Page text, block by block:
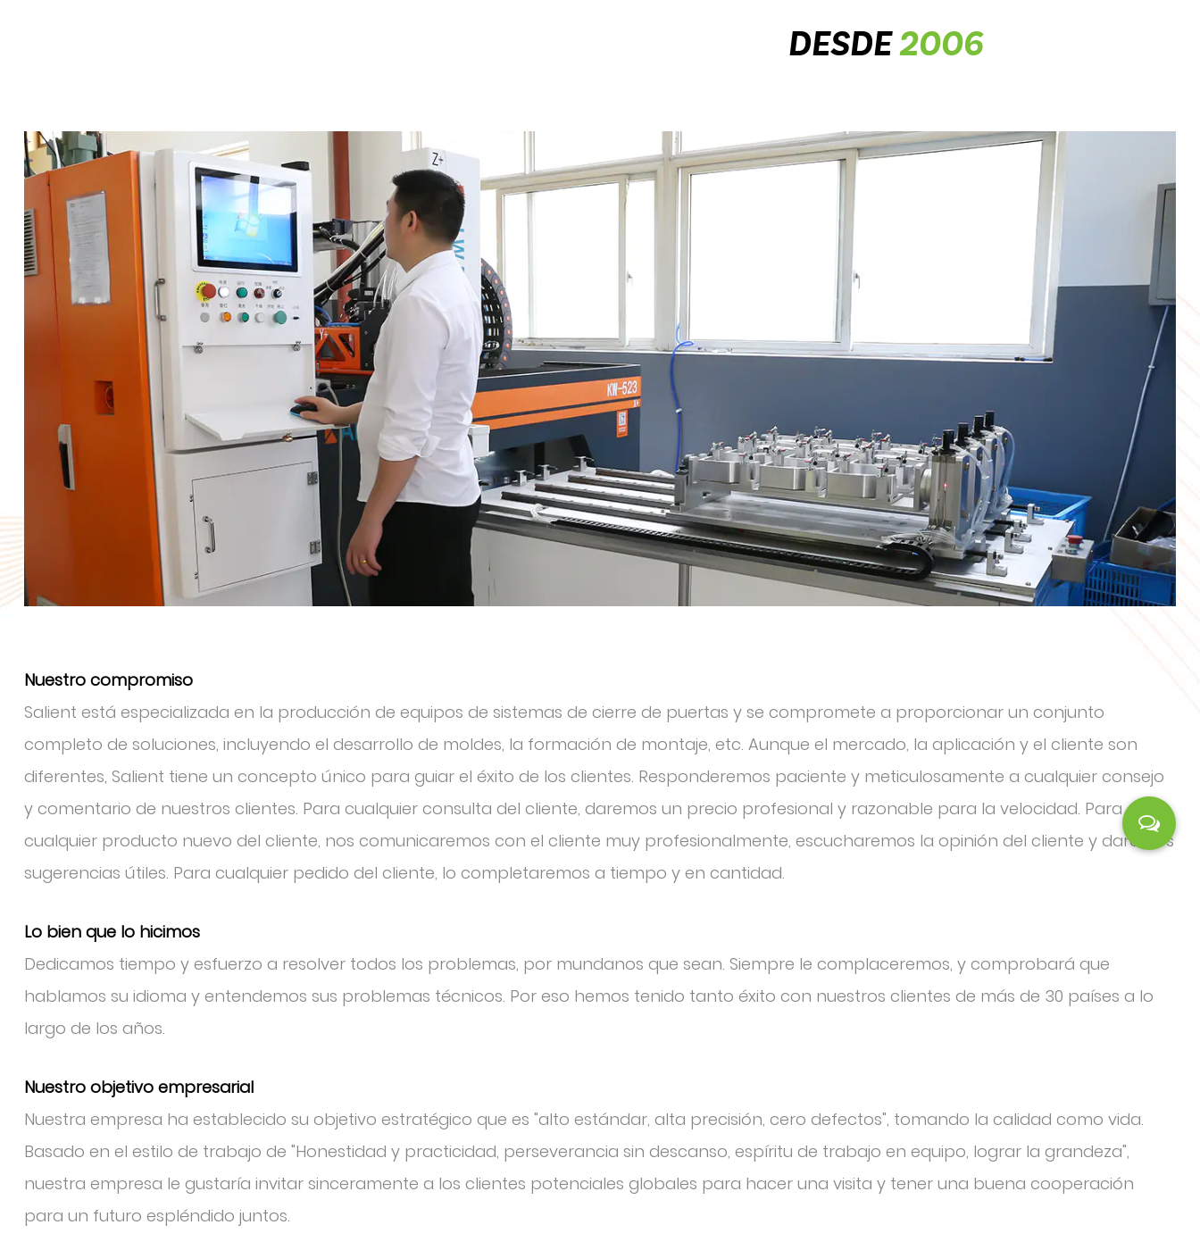
DESDE2006
Nuestro compromiso
Salient está especializada en la producción de equipos de sistemas de cierre de puertas y se compromete a proporcionar un conjunto
completo de soluciones, incluyendo el desarrollo de moldes, la formación de montaje, etc. Aunque el mercado, la aplicación y el cliente son
diferentes, Salient tiene un concepto único para guiar el éxito de los clientes. Responderemos paciente y meticulosamente a cualquier consejo
y comentario de nuestros clientes. Para cualquier consulta del cliente, daremos un precio profesional y razonable para la velocidad. Para
cualquier producto nuevo del cliente, nos comunicaremos con el cliente muy profesionalmente, escucharemos la opinión del cliente y daremos
sugerencias útiles. Para cualquier pedido del cliente, lo completaremos a tiempo y en cantidad.
Lo bien que lo hicimos
Dedicamos tiempo y esfuerzo a resolver todos los problemas, por mundanos que sean. Siempre le complaceremos, y comprobará que
hablamos su idioma y entendemos sus problemas técnicos. Por eso hemos tenido tanto éxito con nuestros clientes de más de 30 países a lo
largo de los años.
Nuestro objetivo empresarial
Nuestra empresa ha establecido su objetivo estratégico que es "alto estándar, alta precisión, cero defectos", tomando la calidad como vida.
Basado en el estilo de trabajo de "Honestidad y practicidad, perseverancia sin descanso, espíritu de trabajo en equipo, lograr la grandeza",
nuestra empresa le gustaría invitar sinceramente a los clientes potenciales globales para hacer una visita y tener una buena cooperación
para un futuro espléndido juntos.